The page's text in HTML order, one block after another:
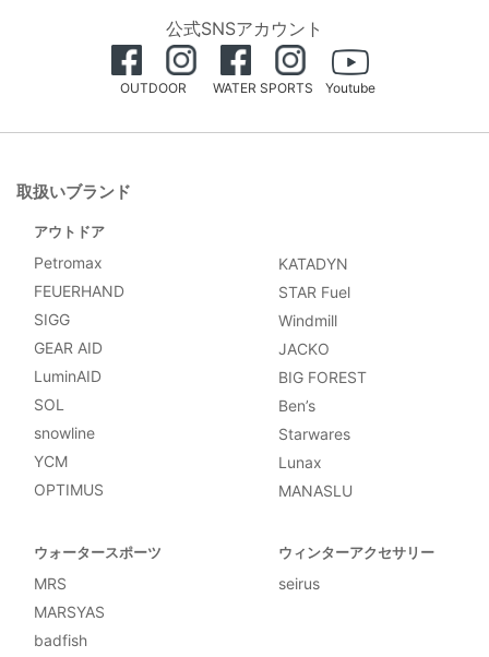
公式SNSアカウント
OUTDOOR WATER SPORTS Youtube
取扱いブランド
アウトドア
Petromax
FEUERHAND
SIGG
GEAR AID
LuminAID
SOL
snowline
YCM
OPTIMUS
KATADYN
STAR Fuel
Windmill
JACKO
BIG FOREST
Ben’s
Starwares
Lunax
MANASLU
ウォータースポーツ
MRS
MARSYAS
badfish
ウィンターアクセサリー
seirus